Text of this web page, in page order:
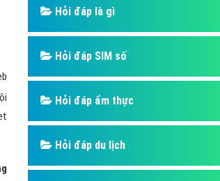
Hỏi đáp quảng cáo TVC
Hỏi đáp quảng cáo mobile
Hỏi đáp quảng cáo Online
Hỏi đáp quảng cáo Skype
Hỏi đáp Domain & Hosting
Hỏi đáp là gì
Hỏi đáp SIM số
Hỏi đáp ẩm thực
Hỏi đáp du lịch